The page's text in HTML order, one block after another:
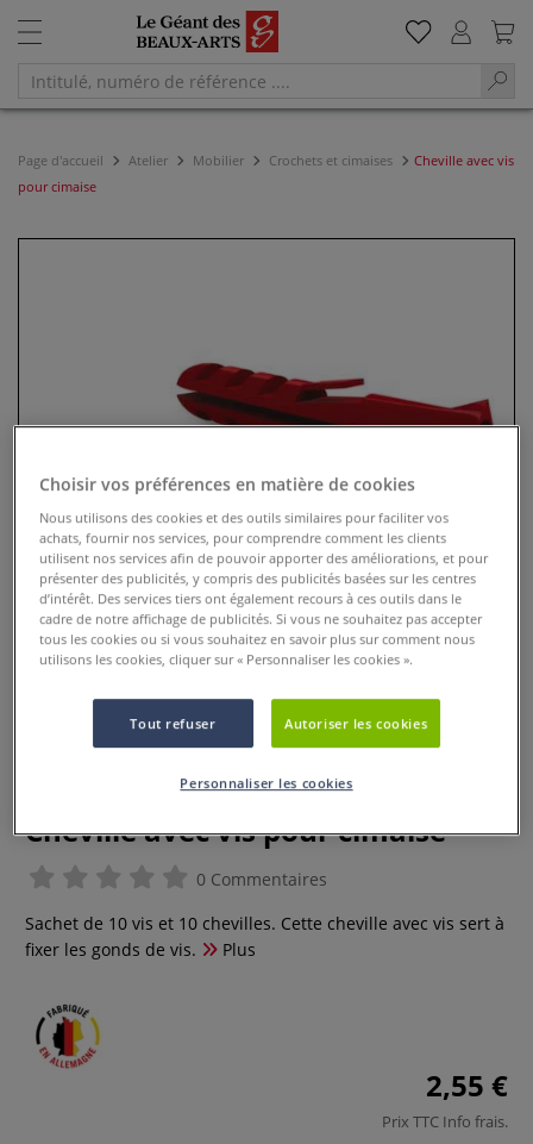
Page d'accueil Atelier Mobilier Crochets et cimaises
Cheville avec vis
pour cimaise
Cheville avec vis pour cimaise
0 Commentaires
Sachet de 10 vis et 10 chevilles. Cette cheville avec vis sert à
fixer les gonds de vis.
Plus
2,55 €
Prix TTC Info frais.
Choisir vos préférences en matière de cookies
Nous utilisons des cookies et des outils similaires pour faciliter vos
achats, fournir nos services, pour comprendre comment les clients
utilisent nos services afin de pouvoir apporter des améliorations, et pour
présenter des publicités, y compris des publicités basées sur les centres
d’intérêt. Des services tiers ont également recours à ces outils dans le
cadre de notre affichage de publicités. Si vous ne souhaitez pas accepter
tous les cookies ou si vous souhaitez en savoir plus sur comment nous
utilisons les cookies, cliquer sur « Personnaliser les cookies ».
Tout refuser Autoriser les cookies
Personnaliser les cookies